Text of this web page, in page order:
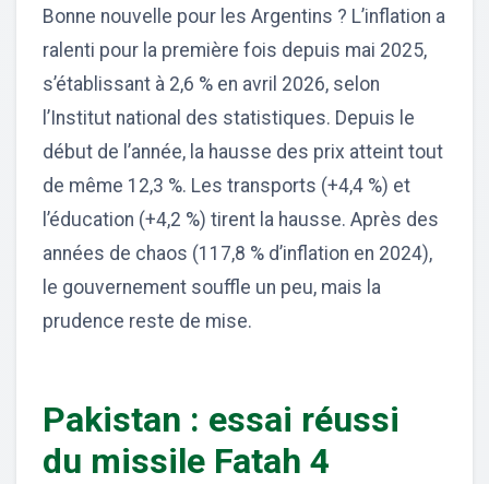
Bonne nouvelle pour les Argentins ? L’inflation a
ralenti pour la première fois depuis mai 2025,
s’établissant à 2,6 % en avril 2026, selon
l’Institut national des statistiques. Depuis le
début de l’année, la hausse des prix atteint tout
de même 12,3 %. Les transports (+4,4 %) et
l’éducation (+4,2 %) tirent la hausse. Après des
années de chaos (117,8 % d’inflation en 2024),
le gouvernement souffle un peu, mais la
prudence reste de mise.
Pakistan : essai réussi
du missile Fatah 4